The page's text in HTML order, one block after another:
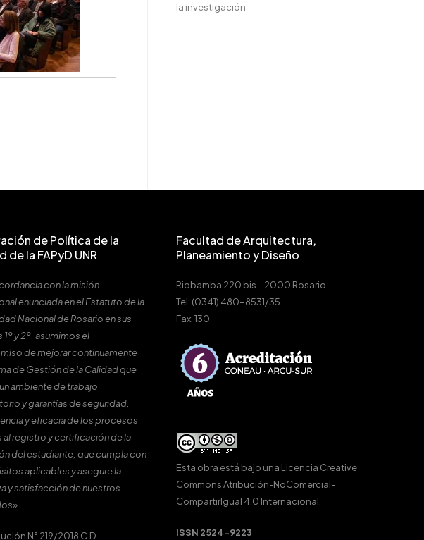
la investigación
de Política de la
de la FAPyD UNR
con la misión
enunciada en el Estatuto de la
Nacional de Rosario en sus
1º y 2º, asumimos el
de mejorar continuamente
de Gestión de la Calidad que
ambiente de trabajo
y garantías de seguridad,
y eficacia de los procesos
al registro y certificación de la
del estudiante, que cumpla con
aplicables y asegure la
y satisfacción de nuestros
N° 219/2018 C.D.
Facultad de Arquitectura,
Planeamiento y Diseño
Riobamba 220 bis – 2000 Rosario
Tel: (0341) 480-8531/35
Fax: 130
Esta obra está bajo una Licencia Creative
Commons Atribución-NoComercial-
CompartirIgual 4.0 Internacional
ISSN 2524-9223